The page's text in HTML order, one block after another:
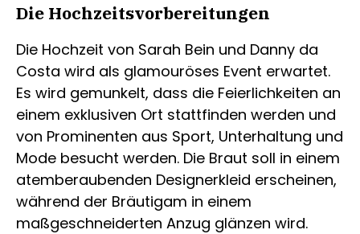
Die Hochzeitsvorbereitungen
Die Hochzeit von Sarah Bein und Danny da
Costa wird als glamouröses Event erwartet.
Es wird gemunkelt, dass die Feierlichkeiten an
einem exklusiven Ort stattfinden werden und
von Prominenten aus Sport, Unterhaltung und
Mode besucht werden. Die Braut soll in einem
atemberaubenden Designerkleid erscheinen,
während der Bräutigam in einem
maßgeschneiderten Anzug glänzen wird.